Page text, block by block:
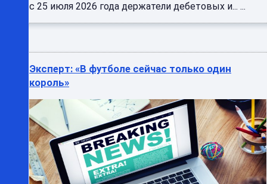
с 25 июля 2026 года держатели дебетовых и... ...
Эксперт: «В футболе сейчас только один
король»